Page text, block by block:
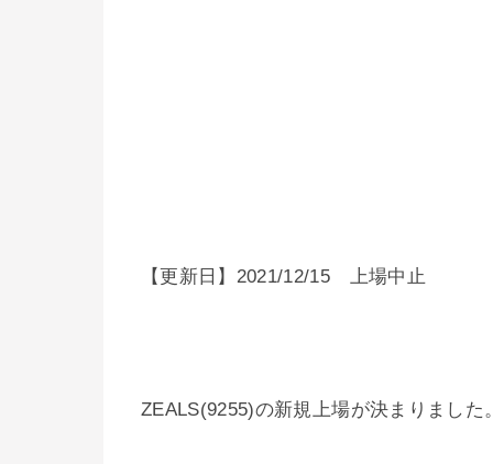
【更新日】2021/12/15 上場中止
ZEALS(9255)の新規上場が決まりました。